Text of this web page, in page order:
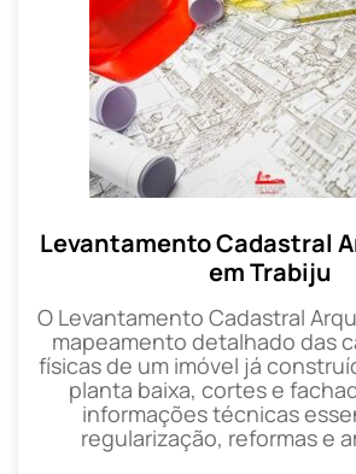
Levantamento Cadastral
em Trabiju
O Levantamento Cadastral
mapeamento detalhado das
físicas de um imóvel já
planta baixa, cortes e
informações técnicas
regularização, reformas e